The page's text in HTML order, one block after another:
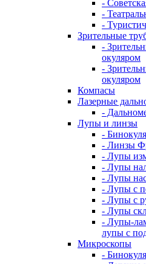
-
-
-
Зрительные
-
окуляром
-
окуляром
Компасы
Лазерные
-
Лупы и линзы
-
- Линзы
- Лупы
- Лупы
- Лупы
- Лупы с
- Лупы с
- Лупы
- Лупы-
лупы с
Микроскопы
-